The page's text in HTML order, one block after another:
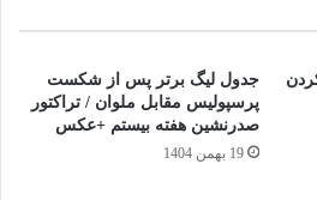
جدول لیگ برتر پس از شکست
پرسپولیس مقابل ملوان / تراکتور
صدرنشین هفته بیستم +عکس
19 بهمن 1404